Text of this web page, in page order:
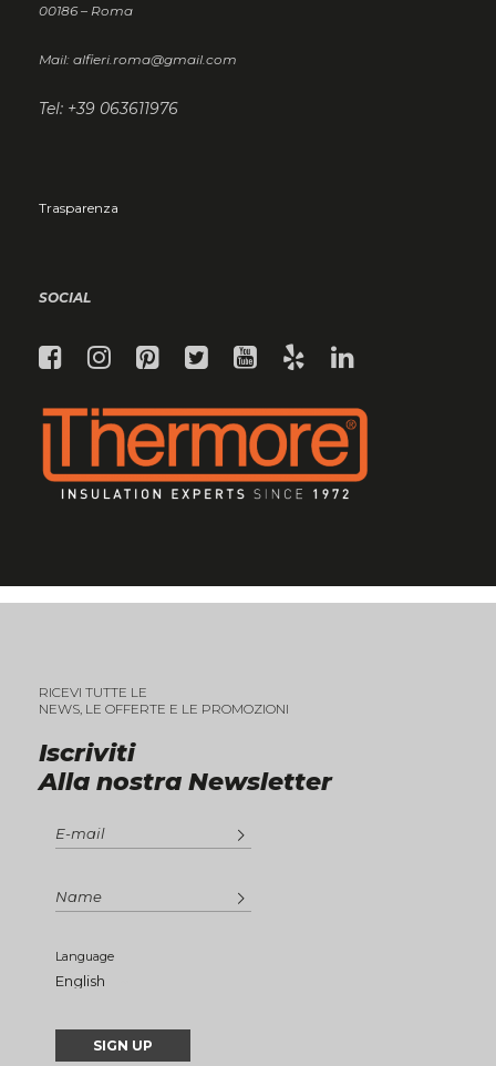
00186 – Roma
Mail: alfieri.roma@gmail.com
Tel: +39 063611976
Trasparenza
SOCIAL
Iscriviti
Alla nostra Newsletter
RICEVI TUTTE LE
NEWS, LE OFFERTE E LE PROMOZIONI
Language